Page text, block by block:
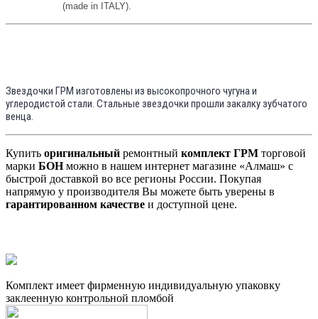
(made in ITALY).
Звездочки ГРМ изготовлены из высокопрочного чугуна и
углеродистой стали. Стальные звездочки прошли закалку зубчатого
венца.
Купить оригинальный ремонтный комплект ГРМ торговой
марки БОНможно в нашем интернет магазине «Алмаш» с
быстрой доставкой во все регионы России. Покупая
напрямую у производителя Вы можете быть уверены в
гарантированном качестве и доступной цене.
Комплект имеет фирменную индивидуальную упаковку
заклеенную контрольной пломбой